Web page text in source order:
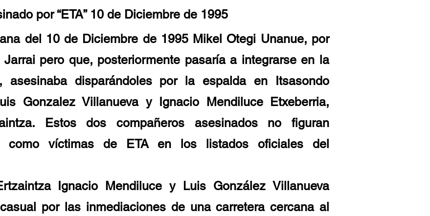
por “ETA” 10 de Diciembre de 1995
del 10 de Diciembre de 1995 Mikel Otegi Unanue, por
pero que, posteriormente pasaría a integrarse en la
asesinaba disparándoles por la espalda en Itsasondo
Gonzalez Villanueva y Ignacio Mendiluce Etxeberria,
Estos dos compañeros asesinados no figuran
como víctimas de ETA en los listados oficiales del
Ignacio Mendiluce y Luis González Villanueva
por las inmediaciones de una carretera cercana al